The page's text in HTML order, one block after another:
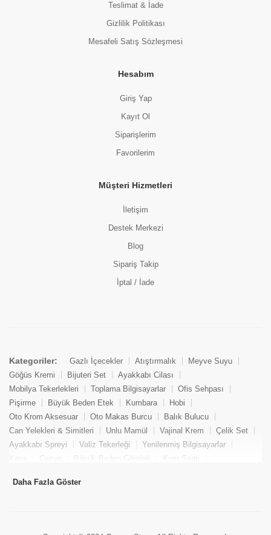
Teslimat & İade
Gizlilik Politikası
Mesafeli Satış Sözleşmesi
Hesabım
Giriş Yap
Kayıt Ol
Siparişlerim
Favorilerim
Müşteri Hizmetleri
İletişim
Destek Merkezi
Blog
Sipariş Takip
İptal / İade
Kategoriler: Gazlı İçecekler Atıştırmalık
Meyve Suyu
Göğüs Kremi
Bijuteri Set
Ayakkabı Cilası
Mobilya Tekerlekleri
Toplama Bilgisayarlar
Ofis Sehpası
Pişirme
Büyük Beden Etek Kumbara
Hobi
Oto Krom Aksesuar
Oto Makas Burcu
Balık Bulucu
Can Yelekleri & Simitleri
Unlu Mamül Vajinal Krem
Çelik Set
Ayakkabı Spreyi
Valiz Tekerleği
Yenilenmiş Bilgisayarlar
Kasa
Cezve Büyük Beden Gömlek
Kum Saati
Tekne Bağlama & Demirleme
Daha Fazla Göster